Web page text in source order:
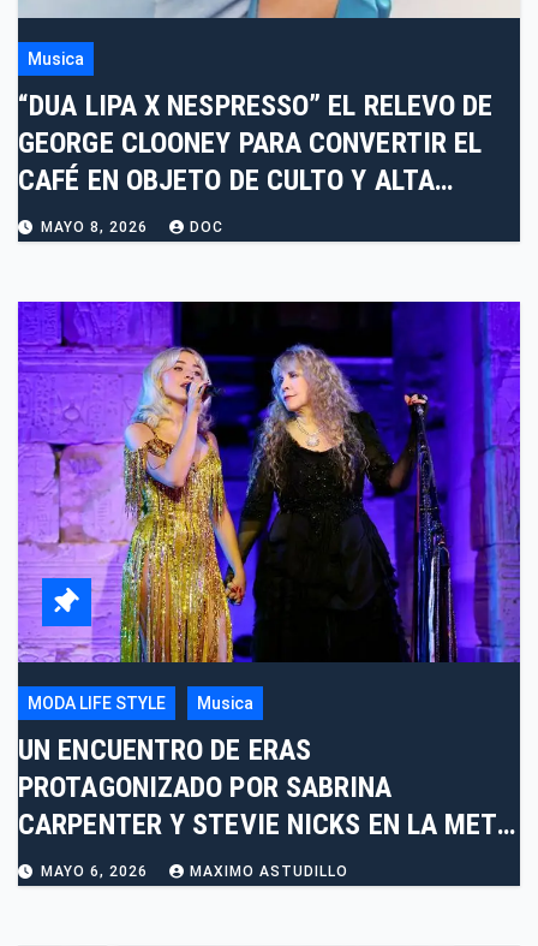
Musica
“DUA LIPA X NESPRESSO” EL RELEVO DE
GEORGE CLOONEY PARA CONVERTIR EL
CAFÉ EN OBJETO DE CULTO Y ALTA
COSTURA
MAYO 8, 2026 DOC
MODA LIFE STYLE Musica
UN ENCUENTRO DE ERAS
PROTAGONIZADO POR SABRINA
CARPENTER Y STEVIE NICKS EN LA MET
GALA 2026
MAYO 6, 2026 MAXIMO ASTUDILLO